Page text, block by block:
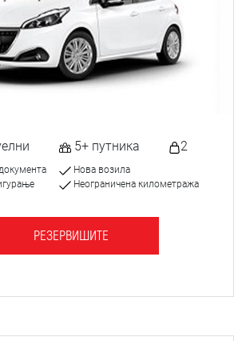
5+ путника 2
Нова возила
Неограничена километража
РЕЗЕРВИШИТЕ